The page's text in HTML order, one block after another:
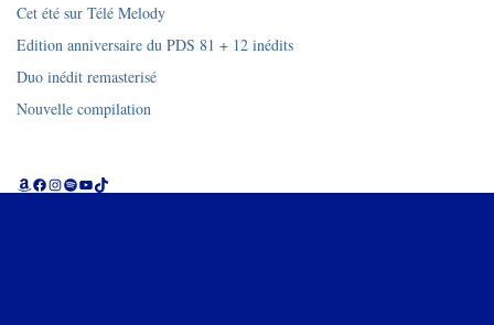
Cet été sur Télé Melody
Edition anniversaire du PDS 81 + 12 inédits
Duo inédit remasterisé
Nouvelle compilation
Amazon
Facebook
Instagram
Spotify
YouTube
TikTok